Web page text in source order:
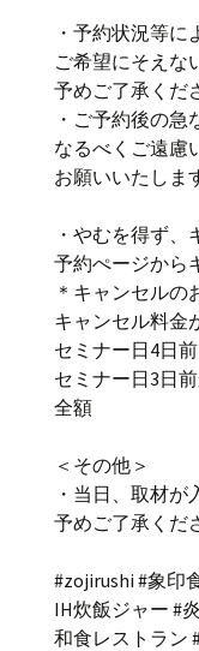
・予約状況等に
ご希望にそえな
予めご了承くだ
・ご予約後の急
なるべくご遠慮
お願いいたしま
・やむを得ず
予約ぺージから
＊キャンセルの
キャンセル料金
セミナー日4日
セミナー日3日
全額
＜その他＞
・当日、取材が
予めご了承くだ
#zojirushi #象印
IH炊飯ジャー #
和食レストラン